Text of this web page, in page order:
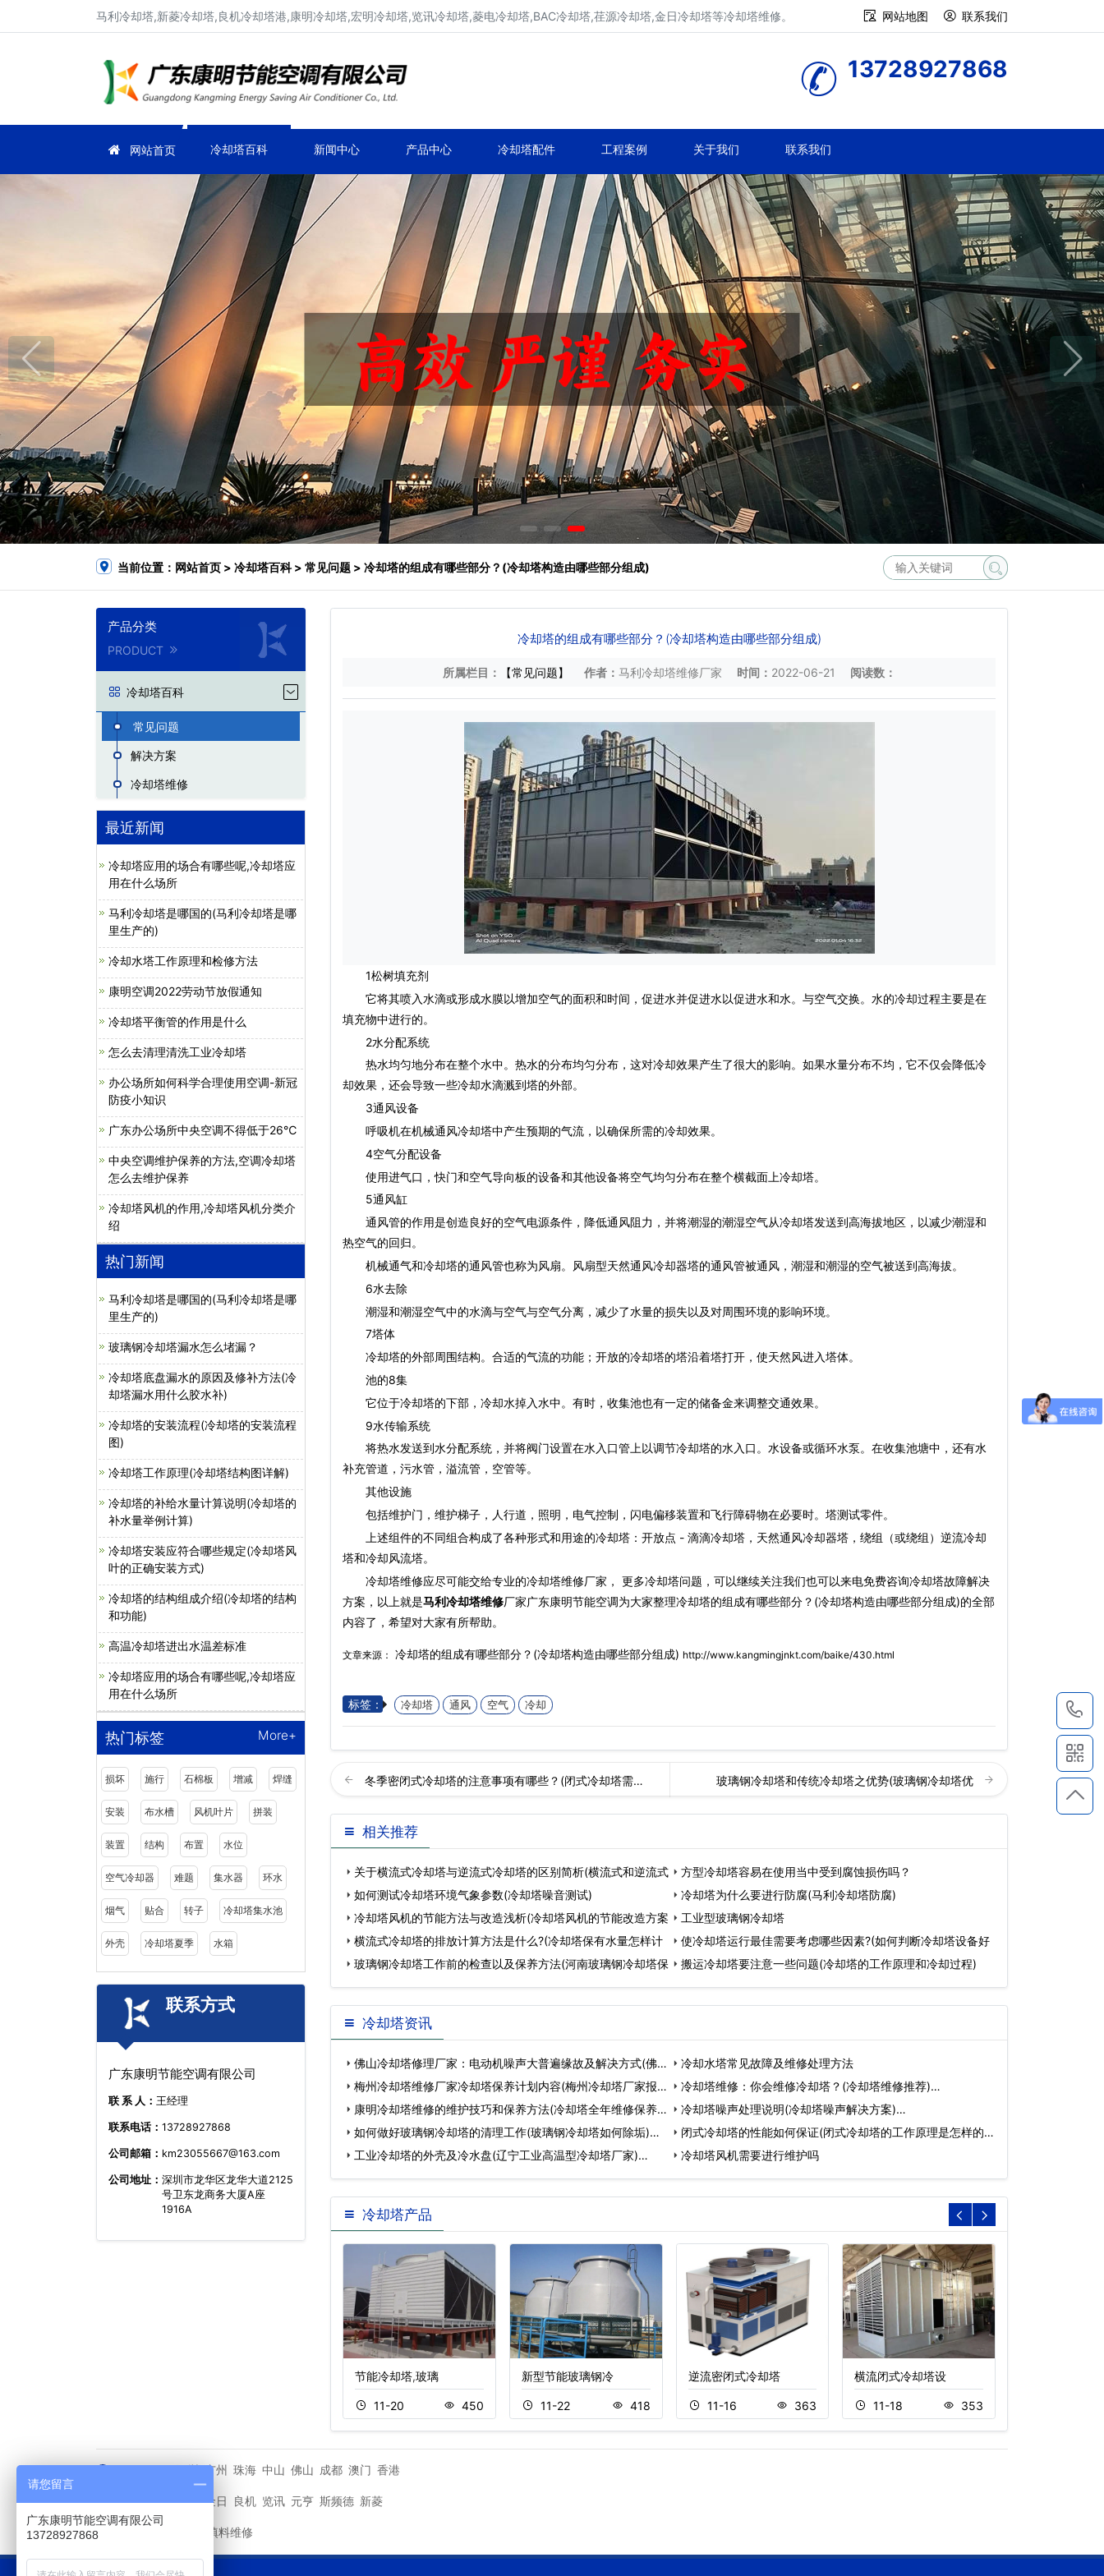
马利冷却塔,新菱冷却塔,良机冷却塔港,康明冷却塔,宏明冷却塔,览讯冷却塔,菱电冷却塔,BAC冷却塔,荏源冷却塔,金日冷却塔等冷却塔维修。 网站地图 联系我们
13728927868
网站首页 冷却塔百科 新闻中心 产品中心 冷却塔配件 工程案例 关于我们 联系我们
当前位置： 网站首页 > 冷却塔百科> 常见问题 > 冷却塔的组成有哪些部分？(冷却塔构造由哪些部分组成)
产品分类
PRODUCT
冷却塔百科
常见问题
解决方案
冷却塔维修
最近新闻
冷却塔应用的场合有哪些呢,冷却塔应
用在什么场所
马利冷却塔是哪国的(马利冷却塔是哪
里生产的)
冷却水塔工作原理和检修方法
康明空调2022劳动节放假通知
冷却塔平衡管的作用是什么
怎么去清理清洗工业冷却塔
办公场所如何科学合理使用空调-新冠
防疫小知识
广东办公场所中央空调不得低于26℃
中央空调维护保养的方法,空调冷却塔
怎么去维护保养
冷却塔风机的作用,冷却塔风机分类介
绍
热门新闻
马利冷却塔是哪国的(马利冷却塔是哪
里生产的)
玻璃钢冷却塔漏水怎么堵漏？
冷却塔底盘漏水的原因及修补方法(冷
却塔漏水用什么胶水补)
冷却塔的安装流程(冷却塔的安装流程
图)
冷却塔工作原理(冷却塔结构图详解)
冷却塔的补给水量计算说明(冷却塔的
补水量举例计算)
冷却塔安装应符合哪些规定(冷却塔风
叶的正确安装方式)
冷却塔的结构组成介绍(冷却塔的结构
和功能)
高温冷却塔进出水温差标准
冷却塔应用的场合有哪些呢,冷却塔应
用在什么场所
热门标签 More+
损坏 施行 石棉板 增减 焊缝
安装 布水槽 风机叶片 拼装
装置 结构 布置 水位
空气冷却器 难题 集水器 环水
烟气 贴合 转子 冷却塔集水池
外壳 冷却塔夏季 水箱
联系方式
广东康明节能空调有限公司
联 系 人： 王经理
联系电话： 13728927868
公司邮箱： km23055667@163.com
公司地址： 深圳市龙华区龙华大道2125
号卫东龙商务大厦A座
1916A
冷却塔的组成有哪些部分？(冷却塔构造由哪些部分组成)
所属栏目： 【常见问题】 作者： 马利冷却塔维修厂家 时间： 2022-06-21 阅读数：
1松树填充剂
它将其喷入水滴或形成水膜以增加空气的面积和时间，促进水并促进水以促进水和水。与空气交换。水的冷却过程主要是在
填充物中进行的。
2水分配系统
热水均匀地分布在整个水中。热水的分布均匀分布，这对冷却效果产生了很大的影响。如果水量分布不均，它不仅会降低冷
却效果，还会导致一些冷却水滴溅到塔的外部。
3通风设备
呼吸机在机械通风冷却塔中产生预期的气流，以确保所需的冷却效果。
4空气分配设备
使用进气口，快门和空气导向板的设备和其他设备将空气均匀分布在整个横截面上冷却塔。
5通风缸
通风管的作用是创造良好的空气电源条件，降低通风阻力，并将潮湿的潮湿空气从冷却塔发送到高海拔地区，以减少潮湿和
热空气的回归。
机械通气和冷却塔的通风管也称为风扇。风扇型天然通风冷却器塔的通风管被通风，潮湿和潮湿的空气被送到高海拔。
6水去除
潮湿和潮湿空气中的水滴与空气与空气分离，减少了水量的损失以及对周围环境的影响环境。
7塔体
冷却塔的外部周围结构。合适的气流的功能；开放的冷却塔的塔沿着塔打开，使天然风进入塔体。
池的8集
它位于冷却塔的下部，冷却水掉入水中。有时，收集池也有一定的储备金来调整交通效果。
9水传输系统
将热水发送到水分配系统，并将阀门设置在水入口管上以调节冷却塔的水入口。水设备或循环水泵。在收集池塘中，还有水
补充管道，污水管，溢流管，空管等。
其他设施
包括维护门，维护梯子，人行道，照明，电气控制，闪电偏移装置和飞行障碍物在必要时。塔测试零件。
上述组件的不同组合构成了各种形式和用途的冷却塔：开放点 - 滴滴冷却塔，天然通风冷却器塔，绕组（或绕组）逆流冷却
塔和冷却风流塔。
冷却塔维修应尽可能交给专业的冷却塔维修厂家， 更多冷却塔问题，可以继续关注我们也可以来电免费咨询冷却塔故障解决
方案，以上就是马利冷却塔维修厂家广东康明节能空调为大家整理冷却塔的组成有哪些部分？(冷却塔构造由哪些部分组成)的全部
内容了，希望对大家有所帮助。
文章来源： 冷却塔的组成有哪些部分？(冷却塔构造由哪些部分组成) http://www.kangmingjnkt.com/baike/430.html
标签： 冷却塔 通风 空气 冷却
冬季密闭式冷却塔的注意事项有哪些？(闭式冷却塔需… 玻璃钢冷却塔和传统冷却塔之优势(玻璃钢冷却塔优
相关推荐
关于横流式冷却塔与逆流式冷却塔的区别简析(横流式和逆流式
方型冷却塔容易在使用当中受到腐蚀损伤吗？
如何测试冷却塔环境气象参数(冷却塔噪音测试)
冷却塔为什么要进行防腐(马利冷却塔防腐)
冷却塔风机的节能方法与改造浅析(冷却塔风机的节能改造方案
工业型玻璃钢冷却塔
横流式冷却塔的排放计算方法是什么?(冷却塔保有水量怎样计
使冷却塔运行最佳需要考虑哪些因素?(如何判断冷却塔设备好
玻璃钢冷却塔工作前的检查以及保养方法(河南玻璃钢冷却塔保
搬运冷却塔要注意一些问题(冷却塔的工作原理和冷却过程)
冷却塔资讯
佛山冷却塔修理厂家：电动机噪声大普遍缘故及解决方式(佛山
高…
冷却水塔常见故障及维修处理方法
梅州冷却塔维修厂家冷却塔保养计划内容(梅州冷却塔厂家报
价…
冷却塔维修：你会维修冷却塔？(冷却塔维修推荐)…
康明冷却塔维修的维护技巧和保养方法(冷却塔全年维修保养
内…
冷却塔噪声处理说明(冷却塔噪声解决方案)…
如何做好玻璃钢冷却塔的清理工作(玻璃钢冷却塔如何除垢)…
闭式冷却塔的性能如何保证(闭式冷却塔的工作原理是怎样的)
…
工业冷却塔的外壳及冷水盘(辽宁工业高温型冷却塔厂家)… 冷却塔风机需要进行维护吗
冷却塔产品
节能冷却塔,玻璃
11-20 450
新型节能玻璃钢冷
11-22 418
逆流密闭式冷却塔
11-16 363
横流闭式冷却塔设
11-18 353
深圳 广州 珠海 中山 佛山 成都 澳门 香港
其他品牌 马利 金日 良机 览讯 元亨 斯频德 新菱
冷却塔填料维修
请您留言
广东康明节能空调有限公司
13728927868